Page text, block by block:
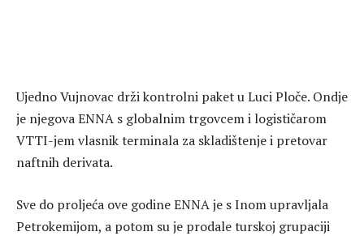
Ujedno Vujnovac drži kontrolni paket u Luci Ploče. Ondje
je njegova ENNA s globalnim trgovcem i logističarom
VTTI-jem vlasnik terminala za skladištenje i pretovar
naftnih derivata.
Sve do proljeća ove godine ENNA je s Inom upravljala
Petrokemijom, a potom su je prodale turskoj grupaciji